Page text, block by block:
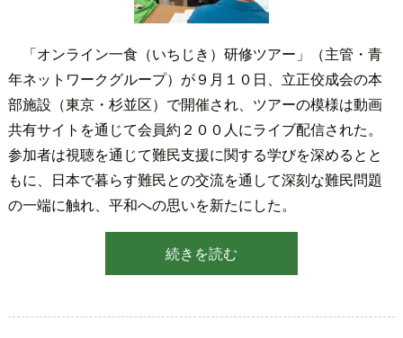
「オンライン一食（いちじき）研修ツアー」（主管・青
年ネットワークグループ）が９月１０日、立正佼成会の本
部施設（東京・杉並区）で開催され、ツアーの模様は動画
共有サイトを通じて会員約２００人にライブ配信された。
参加者は視聴を通じて難民支援に関する学びを深めるとと
もに、日本で暮らす難民との交流を通して深刻な難民問題
の一端に触れ、平和への思いを新たにした。
続きを読む